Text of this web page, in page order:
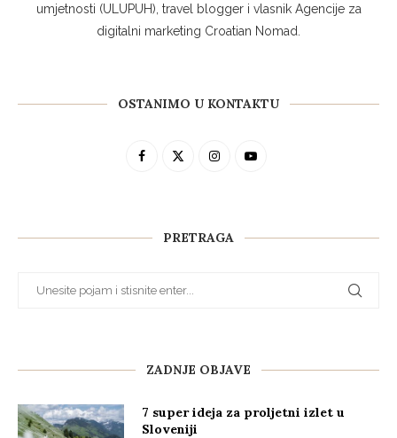
umjetnosti (ULUPUH), travel blogger i vlasnik Agencije za
digitalni marketing Croatian Nomad.
OSTANIMO U KONTAKTU
PRETRAGA
ZADNJE OBJAVE
7 super ideja za proljetni izlet u
Sloveniji